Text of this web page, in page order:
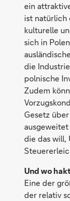
ein
ist natürlich
kulturelle
sich in
die
polnische
Zudem
Gesetz
die das will,
Und wo
Eine der
der relativ